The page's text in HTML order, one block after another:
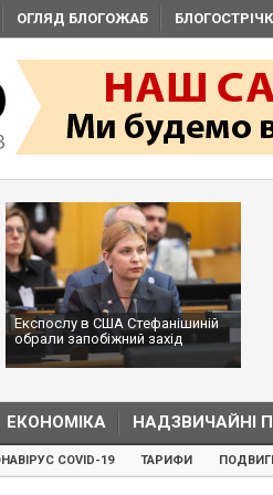
ОГЛЯД БЛОГОЖАБ
Експослу в США Стефанішиній
обрали запобіжний захід
ЕКОНОМІКА НАДЗВИЧАЙНІ
COVID-19 ТАРИФИ